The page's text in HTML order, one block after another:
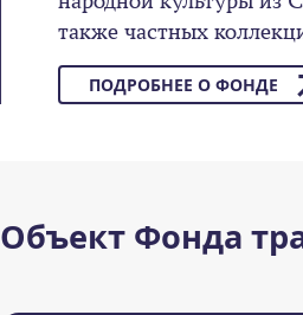
также частных
ПОДРОБНЕЕ О ФОНДЕ
Объект Фонда